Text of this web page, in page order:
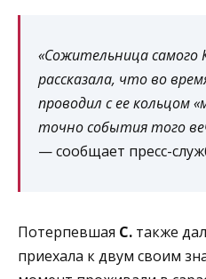
«Сожительница самого
рассказала, что во
проводил с ее кольцом
точно события того
— сообщает пресс-
Потерпевшая С. также
приехала к двум своим